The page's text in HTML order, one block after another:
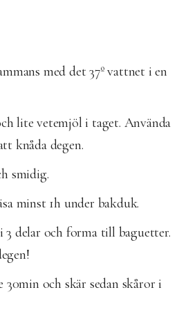
med det 37º vattnet i en
lite vetemjöl i taget. Använda
knåda degen.
smidig.
minst 1h under bakduk.
3 delar och forma till baguetter.
30min och skär sedan skåror i